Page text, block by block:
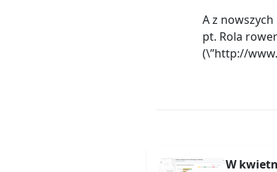
A z
pt. Rola
(\”http://
W